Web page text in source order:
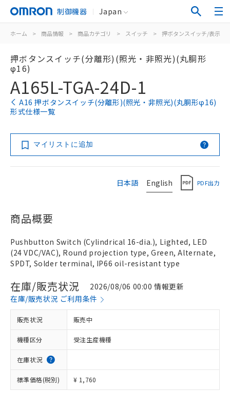
制御機器 Japan
ホーム > 商品情報 > 商品カテゴリ > スイッチ > 押ボタンスイッチ/表示灯
押ボタンスイッチ(分離形)(照光・非照光)(丸胴形
φ16)
A165L-TGA-24D-1
A16 押ボタンスイッチ(分離形)(照光・非照光)(丸胴形φ16)
形式仕様一覧
マイリストに追加
日本語 English PDF出力
商品概要
Pushbutton Switch (Cylindrical 16-dia.), Lighted, LED
(24 VDC/VAC), Round projection type, Green, Alternate,
SPDT, Solder terminal, IP66 oil-resistant type
在庫/販売状況
2026/08/06 00:00 情報更新
在庫/販売状況 ご利用条件
販売状況 販売中
機種区分 受注生産機種
在庫状況
標準価格(税別) ¥ 1,760